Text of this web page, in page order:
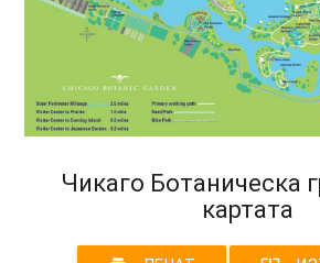
Чикаго Ботаническа
картата